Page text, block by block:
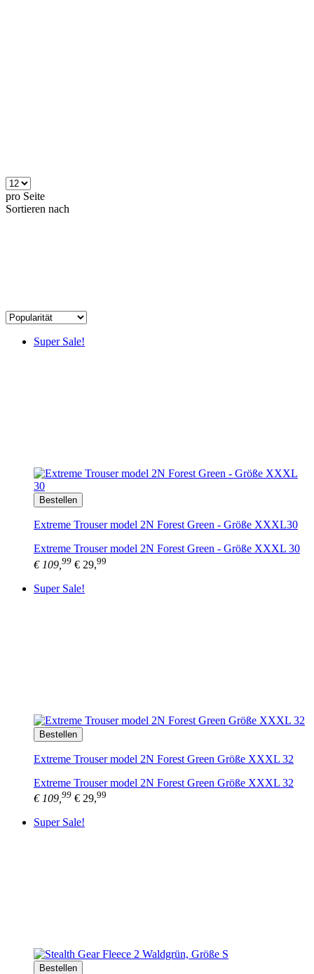
pro Seite
Sortieren nach
Super Sale!
Bestellen
Extreme Trouser model 2N Forest Green - Größe XXXL30
Extreme Trouser model 2N Forest Green - Größe XXXL 30
€ 109, 99 € 29,99
Super Sale!
Bestellen
Extreme Trouser model 2N Forest Green Größe XXXL 32
Extreme Trouser model 2N Forest Green Größe XXXL 32
€ 109, 99 € 29,99
Super Sale!
Bestellen